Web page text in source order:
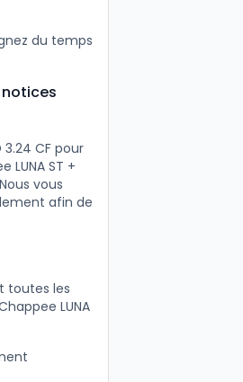
du temps
CF pour
ST +
vous
afin de
toutes les
LUNA